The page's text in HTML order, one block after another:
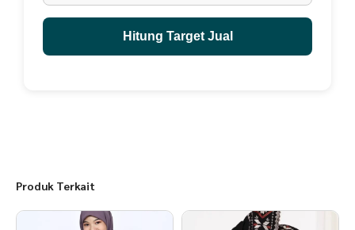
3. Garansi berlaku jika speaker rusak karena pemakaian normal, bukan
karena terjatuh, terbanting, terkena air, retak, pecah, tergores.
4. Garansi berlaku jika semua produk di kembalikan utuh, termasuk
Hitung Target Jual
Produk Terkait